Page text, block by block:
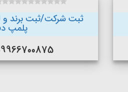
ثبت شرکت/ثبت برند و
پلمپ
09966700875